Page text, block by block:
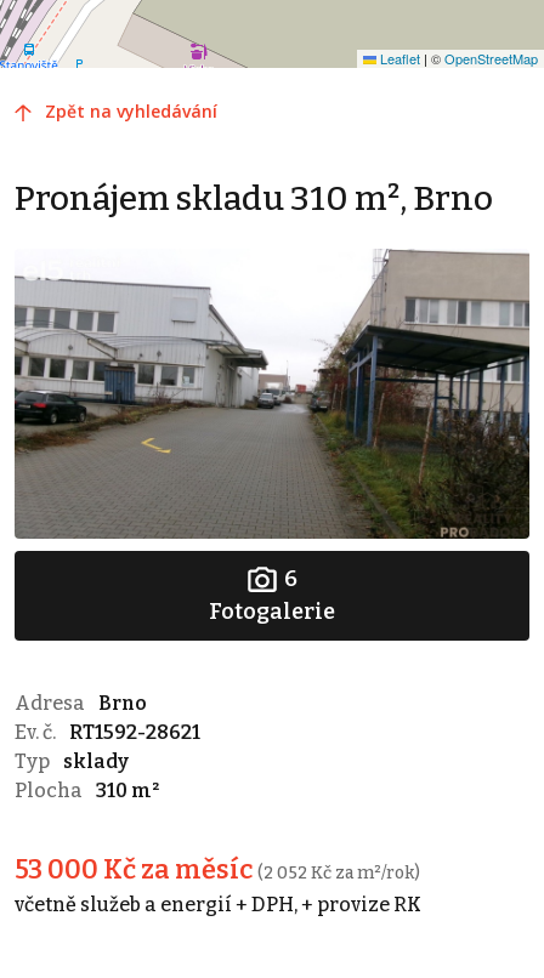
Leaflet | ©OpenStreetMap
Zpět na vyhledávání
Pronájem skladu 310 m², Brno
6
Fotogalerie
Adresa
Brno
Ev. č.
RT1592-28621
Typ
sklady
Plocha
310 m²
53 000 Kč za měsíc (2 052 Kč za m²/rok)
včetně služeb a energií + DPH, + provize RK